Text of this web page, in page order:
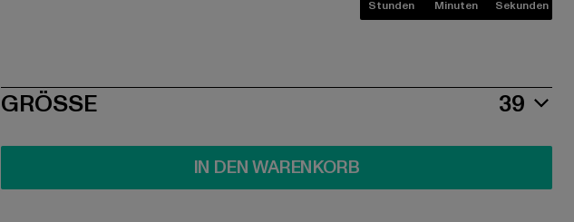
Stunden Minuten Sekunden
SIZE
GRÖSSE 39
IN DEN WARENKORB